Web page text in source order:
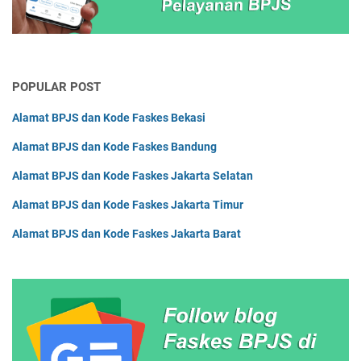
Faskes Sumatera Barat Faskes Sumatera Selatan
Faskes Sumatera Utara Faskes Yogyakarta
POPULAR POST
Alamat BPJS dan Kode Faskes Bekasi
Alamat BPJS dan Kode Faskes Bandung
Alamat BPJS dan Kode Faskes Jakarta Selatan
Alamat BPJS dan Kode Faskes Jakarta Timur
Alamat BPJS dan Kode Faskes Jakarta Barat